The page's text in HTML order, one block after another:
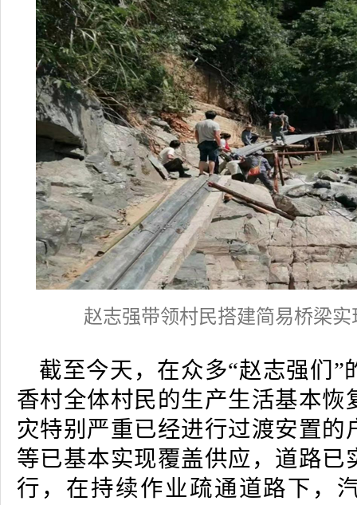
赵志强带领村民搭建简易桥梁
截至今天，在众多“赵志强们”
香村全体村民的生产生活基本恢
灾特别严重已经进行过渡安置的
等已基本实现覆盖供应，道路已
行，在持续作业疏通道路下，